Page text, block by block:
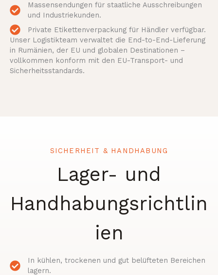
Massensendungen für staatliche Ausschreibungen
und Industriekunden.
Private Etikettenverpackung für Händler verfügbar.
Unser Logistikteam verwaltet die End-to-End-Lieferung
in Rumänien, der EU und globalen Destinationen –
vollkommen konform mit den EU-Transport- und
Sicherheitsstandards.
SICHERHEIT & HANDHABUNG
Lager- und
Handhabungsrichtlin
ien
In kühlen, trockenen und gut belüfteten Bereichen
lagern.